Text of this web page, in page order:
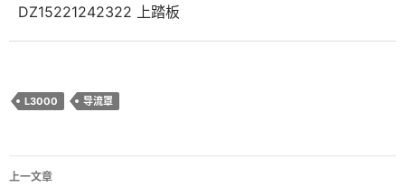
DZ15221242322 上踏板
L3000 导流罩
文
上一文章